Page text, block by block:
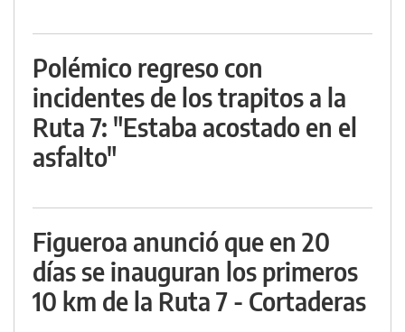
Polémico regreso con
incidentes de los trapitos a la
Ruta 7: "Estaba acostado en el
asfalto"
Figueroa anunció que en 20
días se inauguran los primeros
10 km de la Ruta 7 - Cortaderas